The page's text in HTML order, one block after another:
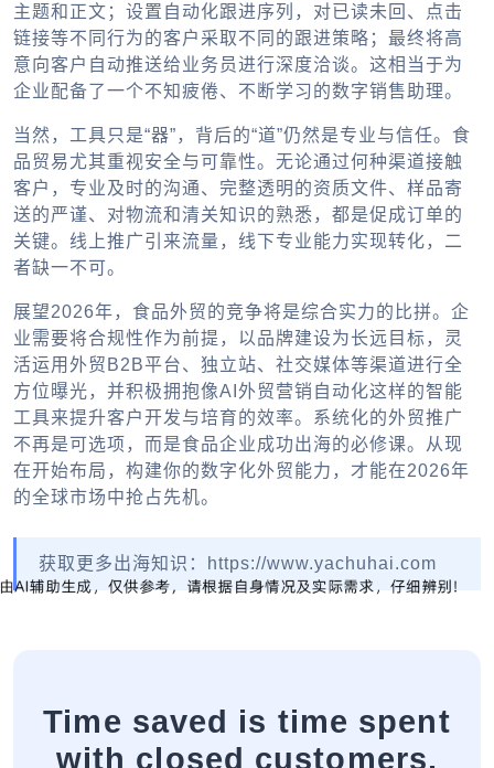
主题和正文；设置自动化跟进序列，对已读未回、点击
链接等不同行为的客户采取不同的跟进策略；最终将高
意向客户自动推送给业务员进行深度洽谈。这相当于为
企业配备了一个不知疲倦、不断学习的数字销售助理。
当然，工具只是“器”，背后的“道”仍然是专业与信任。食
品贸易尤其重视安全与可靠性。无论通过何种渠道接触
客户，专业及时的沟通、完整透明的资质文件、样品寄
送的严谨、对物流和清关知识的熟悉，都是促成订单的
关键。线上推广引来流量，线下专业能力实现转化，二
者缺一不可。
展望2026年，食品外贸的竞争将是综合实力的比拼。企
业需要将合规性作为前提，以品牌建设为长远目标，灵
活运用 外贸B2B平台、独立站、社交媒体等渠道进行全
方位曝光，并积极拥抱像AI外贸营销自动化这样的智能
工具来提升客户开发与培育的效率。系统化的外贸推广
不再是可选项，而是食品企业成功出海的必修课。从现
在开始布局，构建你的数字化外贸能力，才能在2026年
的全球市场中抢占先机。
获取更多出海知识：https://www.yachuhai.com
Time saved is time spent
with closed customers.